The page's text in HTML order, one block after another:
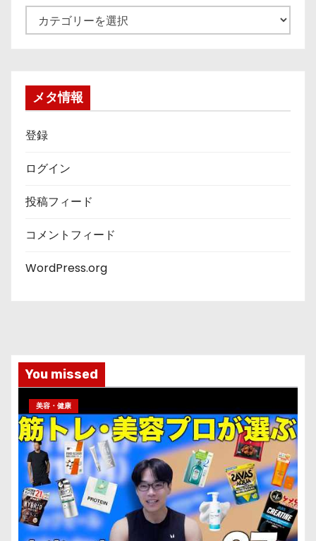
テ
メタ情報
登録
ログイン
投稿フィード
コメントフィード
WordPress.org
You missed
美容・健康